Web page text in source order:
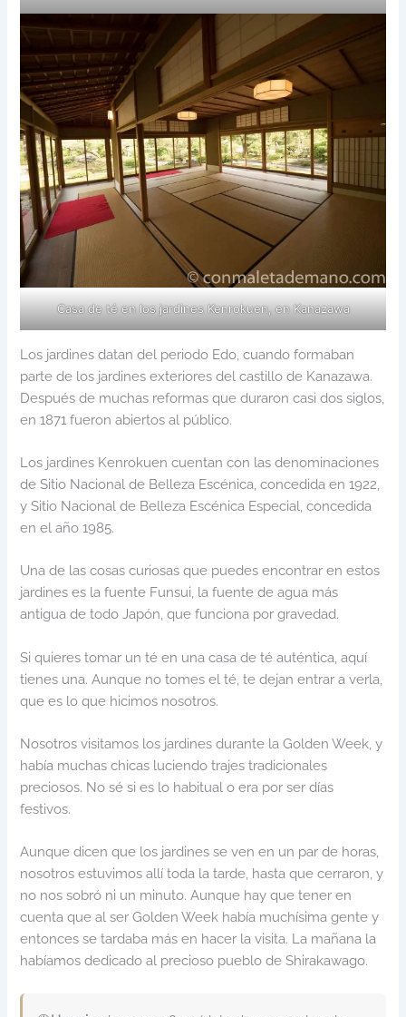
Casa de té en los jardines Kenrokuen, en Kanazawa
Los jardines datan del periodo Edo, cuando formaban
parte de los jardines exteriores del castillo de Kanazawa.
Después de muchas reformas que duraron casi dos siglos,
en 1871 fueron abiertos al público.
Los jardines Kenrokuen cuentan con las denominaciones
de Sitio Nacional de Belleza Escénica, concedida en 1922,
y Sitio Nacional de Belleza Escénica Especial, concedida
en el año 1985.
Una de las cosas curiosas que puedes encontrar en estos
jardines es la fuente Funsui, la fuente de agua más
antigua de todo Japón, que funciona por gravedad.
Si quieres tomar un té en una casa de té auténtica, aquí
tienes una. Aunque no tomes el té, te dejan entrar a verla,
que es lo que hicimos nosotros.
Nosotros visitamos los jardines durante la Golden Week, y
había muchas chicas luciendo trajes tradicionales
preciosos. No sé si es lo habitual o era por ser días
festivos.
Aunque dicen que los jardines se ven en un par de horas,
nosotros estuvimos allí toda la tarde, hasta que cerraron, y
no nos sobró ni un minuto. Aunque hay que tener en
cuenta que al ser Golden Week había muchísima gente y
entonces se tardaba más en hacer la visita. La mañana la
habíamos dedicado al precioso pueblo de Shirakawago.